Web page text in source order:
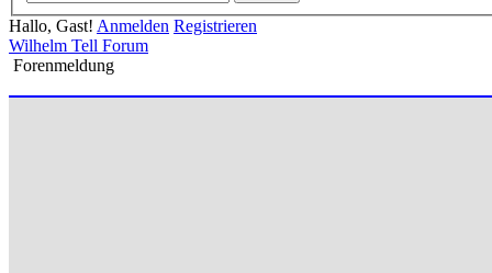
Hallo, Gast! Anmelden Registrieren
Wilhelm Tell Forum
Forenmeldung